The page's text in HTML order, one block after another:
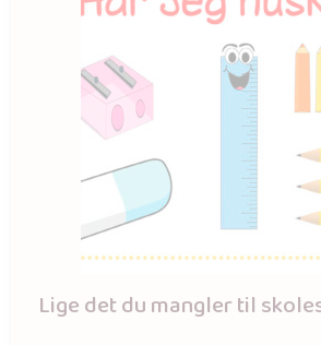
Lige det du mangler til